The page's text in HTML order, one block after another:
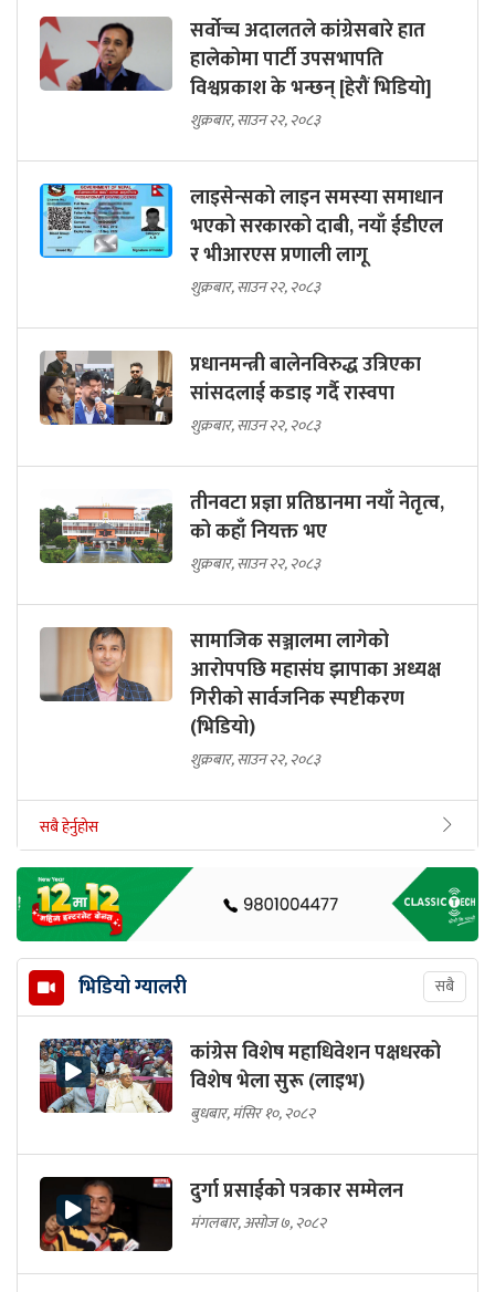
सर्वोच्च अदालतले कांग्रेसबारे हात
हालेकोमा पार्टी उपसभापति
विश्वप्रकाश के भन्छन् [हेरौं भिडियो]
शुक्रबार, साउन २२, २०८३
लाइसेन्सको लाइन समस्या समाधान
भएको सरकारको दाबी, नयाँ ईडीएल
र भीआरएस प्रणाली लागू
शुक्रबार, साउन २२, २०८३
प्रधानमन्त्री बालेनविरुद्ध उत्रिएका
सांसदलाई कडाइ गर्दै रास्वपा
शुक्रबार, साउन २२, २०८३
तीनवटा प्रज्ञा प्रतिष्ठानमा नयाँ नेतृत्व,
को कहाँ नियक्त भए
शुक्रबार, साउन २२, २०८३
सामाजिक सञ्जालमा लागेको
आरोपपछि महासंघ झापाका अध्यक्ष
गिरीको सार्वजनिक स्पष्टीकरण
(भिडियो)
शुक्रबार, साउन २२, २०८३
सबै हेर्नुहोस
भिडियो ग्यालरी सबै
कांग्रेस विशेष महाधिवेशन पक्षधरको
विशेष भेला सुरू (लाइभ)
बुधबार, मंसिर १०, २०८२
दुर्गा प्रसाईको पत्रकार सम्मेलन
मंगलबार, असोज ७, २०८२